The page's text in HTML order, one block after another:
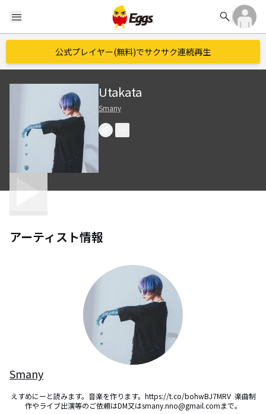
menu search
公式プレイヤー(無料)でサクサク連続再生
Utakata
Smany
アーティスト情報
Smany
えすめにーと読みます。音楽を作ります。https://t.co/bohwBJ7MRV  楽曲制
作やライブ出演等のご依頼はDM又はsmany.nno@gmail.comまで。